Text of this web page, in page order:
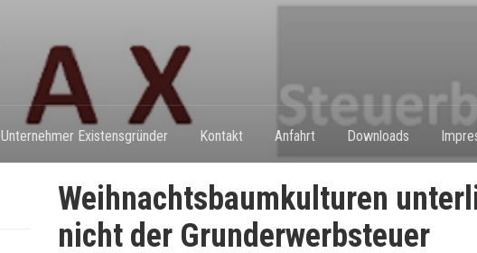
Unternehmer Existensgründer Kontakt Anfahrt Downloads
Weihnachtsbaumkulturen
nicht der Grunderwerbsteuer